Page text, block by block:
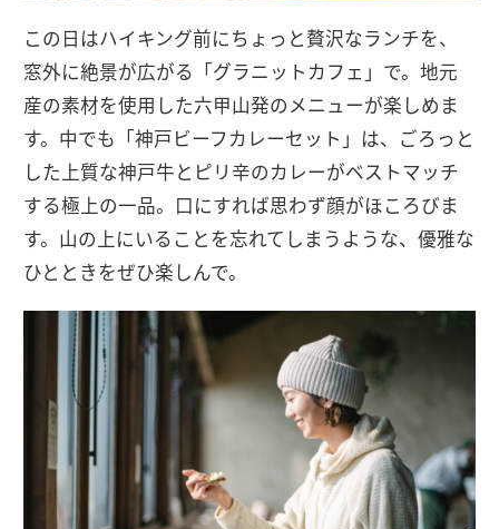
この日はハイキング前にちょっと贅沢なランチを、
窓外に絶景が広がる「グラニットカフェ」で。地元
産の素材を使用した六甲山発のメニューが楽しめま
す。中でも「神戸ビーフカレーセット」は、ごろっと
した上質な神戸牛とピリ辛のカレーがベストマッチ
する極上の一品。口にすれば思わず顔がほころびま
す。山の上にいることを忘れてしまうような、優雅な
ひとときをぜひ楽しんで。